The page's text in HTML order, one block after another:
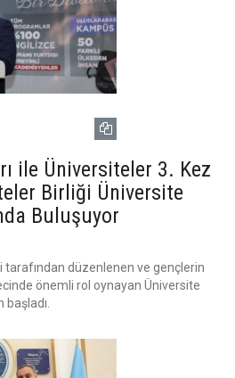
ile Üniversiteler 3. Kez
Birliği Üniversite
Buluşuyor
düzenlenen ve gençlerin
önemli rol oynayan Üniversite
başladı.